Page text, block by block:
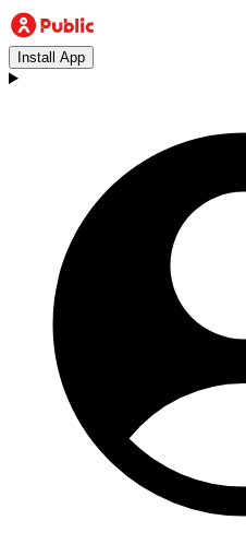
Install App